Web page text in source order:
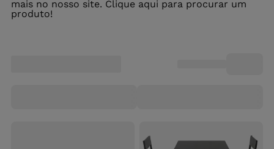
mais no nosso site. Clique aqui para procurar um
produto!